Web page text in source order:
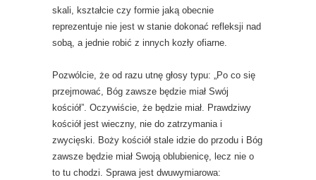
skali, kształcie czy formie jaką obecnie
reprezentuje nie jest w stanie dokonać refleksji nad
sobą, a jednie robić z innych kozły ofiarne.
Pozwólcie, że od razu utnę głosy typu: „Po co się
przejmować, Bóg zawsze będzie miał Swój
kościół”. Oczywiście, że będzie miał. Prawdziwy
kościół jest wieczny, nie do zatrzymania i
zwycięski. Boży kościół stale idzie do przodu i Bóg
zawsze będzie miał Swoją oblubienicę, lecz nie o
to tu chodzi. Sprawa jest dwuwymiarowa: